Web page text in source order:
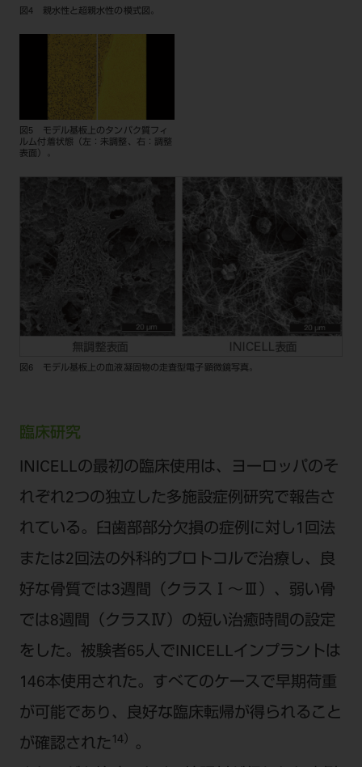
図4 親水性と超親水性の模式図。
図5 モデル基板上のタンパク質フィ
ルム付着状態（左：未調整、右：調整
表面）。
図6 モデル基板上の血液凝固物の走査型電子顕微鏡写真。
臨床研究
INICELLの最初の臨床使用は、ヨーロッパのそ
れぞれ2つの独立した多施設症例研究で報告さ
れている。臼歯部部分欠損の症例に対し1回法
または2回法の外科的プロトコルで治療し、良
好な骨質では3週間（クラスⅠ～Ⅲ）、弱い骨
では8週間（クラスⅣ）の短い治癒時間の設定
をした。被験者65人でINICELLインプラントは
146本使用された。すべてのケースで早期荷重
が可能であり、良好な臨床転帰が得られること
が確認された 14）
。